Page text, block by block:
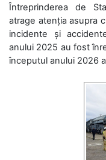
Întreprinderea de
atrage atenția asupra
incidente și
anului 2025 au fost
începutul anului 2026